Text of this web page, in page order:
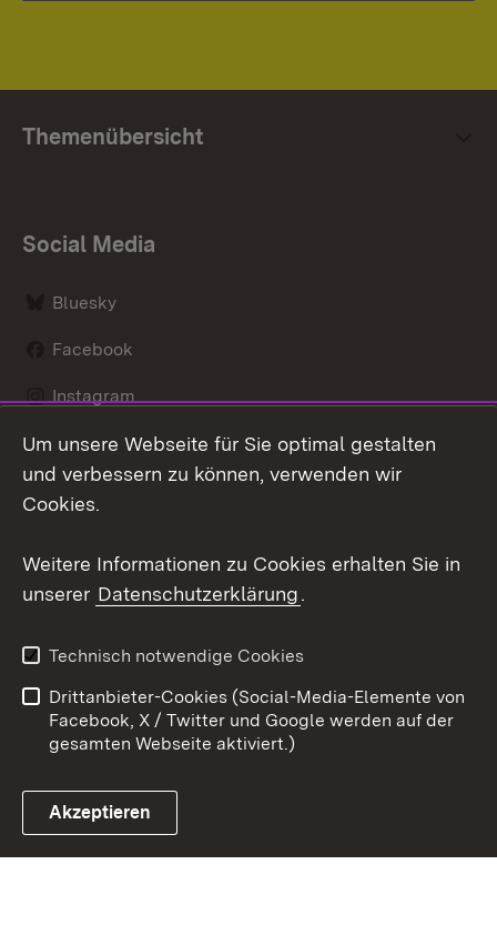
Themenübersicht
Social Media
Bluesky
Facebook
Instagram
LinkedIn
Link zum Landesportal
Datenschutz
Barrierefreiheit
Impressum
Cookies
Um unsere Webseite für Sie optimal gestalten
und verbessern zu können, verwenden wir
Cookies.
Weitere Informationen zu Cookies erhalten Sie in
unserer Datenschutzerklärung.
Technisch notwendige Cookies
Drittanbieter-Cookies (Social-Media-Elemente von
Facebook, X / Twitter und Google werden auf der
gesamten Webseite aktiviert.)
Akzeptieren